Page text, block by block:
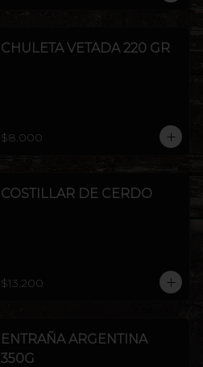
CHULETA VETADA 220 GR
$8.000
COSTILLAR DE CERDO
$13.200
ENTRAÑA ARGENTINA
350G